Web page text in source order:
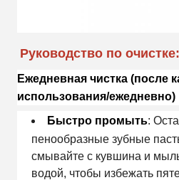
Руководство по очистке:
Ежедневная чистка (после
использования/ежедневно)
Быстро промыть:
пенообразные зубные
смывайте с кувшина и
водой, чтобы избежать